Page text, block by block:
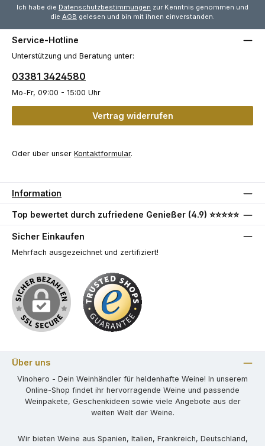
Ich habe die Datenschutzbestimmungen zur Kenntnis genommen und
die AGB gelesen und bin mit ihnen einverstanden.
Service-Hotline
Unterstützung und Beratung unter:
03381 3424580
Mo-Fr, 09:00 - 15:00 Uhr
Vertrag widerrufen
Oder über unser Kontaktformular.
Information
Top bewertet durch zufriedene Genießer (4.9) ⭐⭐⭐⭐⭐
Sicher Einkaufen
Mehrfach ausgezeichnet und zertifiziert!
Über uns
Vinohero - Dein Weinhändler für heldenhafte Weine! In unserem
Online-Shop findet ihr hervorragende Weine und passende
Weinpakete, Geschenkideen sowie viele Angebote aus der
weiten Welt der Weine.
Wir bieten Weine aus Spanien, Italien, Frankreich, Deutschland,